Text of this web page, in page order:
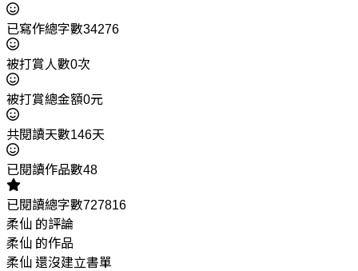
已寫作總字數34276
被打賞人數0次
被打賞總金額0元
共閱讀天數146天
已閱讀作品數48
已閱讀總字數727816
柔仙 的評論
柔仙 的作品
柔仙 還沒建立書單